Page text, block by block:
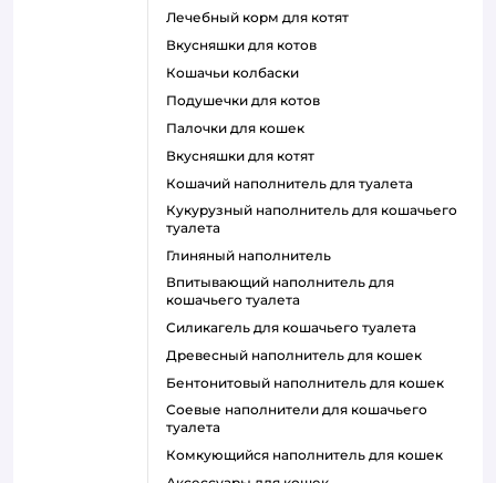
лечебный корм для котят
вкусняшки для котов
кошачьи колбаски
подушечки для котов
палочки для кошек
вкусняшки для котят
кошачий наполнитель для туалета
кукурузный наполнитель для кошачьего
туалета
глиняный наполнитель
впитывающий наполнитель для
кошачьего туалета
силикагель для кошачьего туалета
древесный наполнитель для кошек
бентонитовый наполнитель для кошек
соевые наполнители для кошачьего
туалета
комкующийся наполнитель для кошек